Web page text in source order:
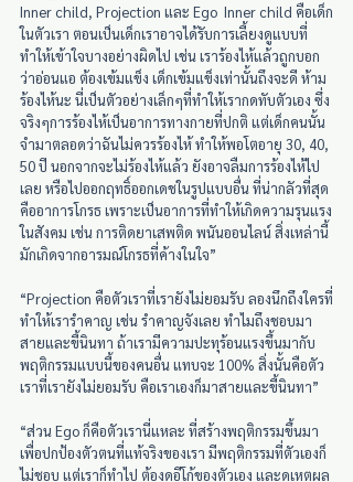
Inner child, Projection และ Ego  Inner child คือเด็ก
ในตัวเรา ตอนเป็นเด็กเราอาจได้รับการเลี้ยงดูแบบที่
ทำให้เข้าใจบางอย่างผิดไป เช่น เราร้องไห้แล้วถูกบอก
ว่าอ่อนแอ ต้องเข้มแข็ง เด็กเข้มแข็งเท่านั้นถึงจะดี ห้าม
ร้องไห้นะ นี่เป็นตัวอย่างเล็กๆที่ทำให้เรากดทับตัวเอง ซึ่ง
จริงๆการร้องไห้เป็นอาการทางกายที่ปกติ แต่เด็กคนนั้น
จำมาตลอดว่าฉันไม่ควรร้องไห้ ทำให้พอโตอายุ 30, 40,
50 ปี นอกจากจะไม่ร้องไห้แล้ว ยังอาจลืมการร้องไห้ไป
เลย หรือไปออกฤทธิ์ออกเดชในรูปแบบอื่น ที่น่ากลัวที่สุด
คืออาการโกรธ เพราะเป็นอาการที่ทำให้เกิดความรุนแรง
ในสังคม เช่น การติดยาเสพติด พนันออนไลน์ สิ่งเหล่านี้
มักเกิดจากอารมณ์โกรธที่ค้างในใจ”
“Projection คือตัวเราที่เรายังไม่ยอมรับ ลองนึกถึงใครที่
ทำให้เรารำคาญ เช่น รำคาญจังเลย ทำไมถึงชอบมา
สายและขี้นินทา ถ้าเรามีความปะทุร้อนแรงขึ้นมากับ
พฤติกรรมแบบนี้ของคนอื่น แทบจะ 100% สิ่งนั้นคือตัว
เราที่เรายังไม่ยอมรับ คือเราเองก็มาสายและขี้นินทา”
“ส่วน Ego ก็คือตัวเรานี่แหละ ที่สร้างพฤติกรรมขึ้นมา
เพื่อปกป้องตัวตนที่แท้จริงของเรา มีพฤติกรรมที่ตัวเองก็
ไม่ชอบ แต่เราก็ทำไป ต้องดูอีโก้ของตัวเอง และดูเหตุผล